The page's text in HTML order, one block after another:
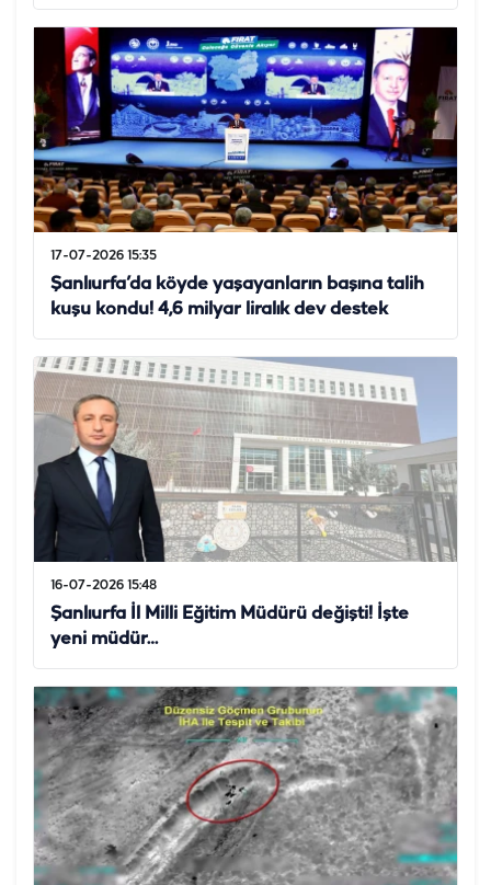
17-07-2026 15:35
Şanlıurfa’da köyde yaşayanların başına talih
kuşu kondu! 4,6 milyar liralık dev destek
16-07-2026 15:48
Şanlıurfa İl Milli Eğitim Müdürü değişti! İşte
yeni müdür…